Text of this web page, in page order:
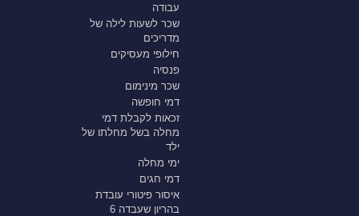
עבודה
שכר לשעות לילה של
מדריכים
חילופי מעסיקים
פנסיה
שכר מינימום
דמי חופשה
זכאות לקבלת דמי
מחלה בשל מחלתו של
ילד
ימי מחלה
דמי חגים
איסור פיטורי עובדת
בהריון שעבדה 6